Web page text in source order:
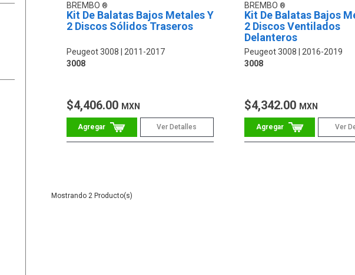
BREMBO
Kit De Balatas Bajos Metales Y
2 Discos Sólidos Traseros
Peugeot 3008
2011-2017
3008
$4,406.00 MXN
Ver Detalles
BREMBO
Kit De Balatas Bajos
2 Discos Ventilados
Delanteros
Peugeot 3008
2016-2019
3008
$4,342.00 MXN
Ver
2